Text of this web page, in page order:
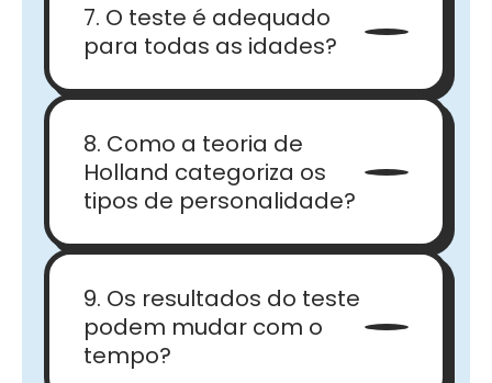
7. O teste é adequado
para todas as idades?
8. Como a teoria de
Holland categoriza os
tipos de personalidade?
9. Os resultados do teste
podem mudar com o
tempo?